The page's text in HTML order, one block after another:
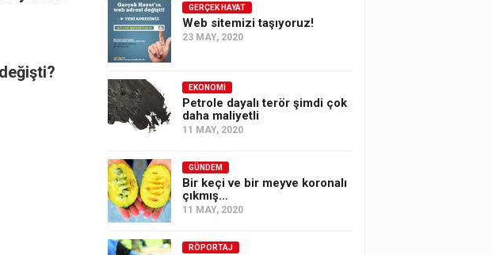
GERÇEK HAYAT
Web sitemizi taşıyoruz!
23 MAY, 2020
EKONOMI
Petrole dayalı terör şimdi çok
daha maliyetli
11 MAY, 2020
GÜNDEM
Bir keçi ve bir meyve koronalı
çıkmış…
11 MAY, 2020
RÖPORTAJ